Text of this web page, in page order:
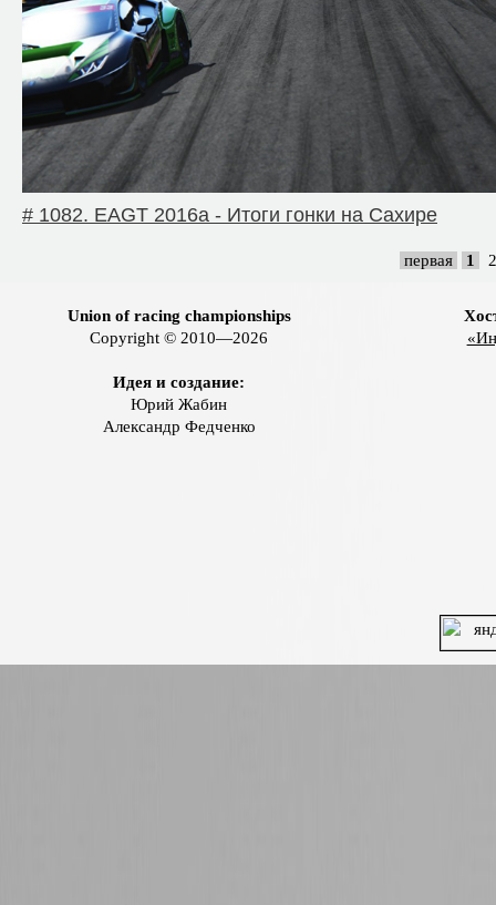
# 1082. EAGT 2016a - Итоги гонки на Сахире
первая 1
Union of racing championships
Copyright © 2010—2026
Идея и создание:
Юрий Жабин
Александр Федченко